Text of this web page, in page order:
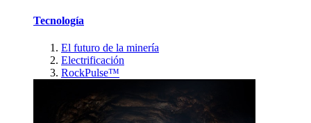
Tecnología
El futuro de la minería
Electrificación
RockPulse™